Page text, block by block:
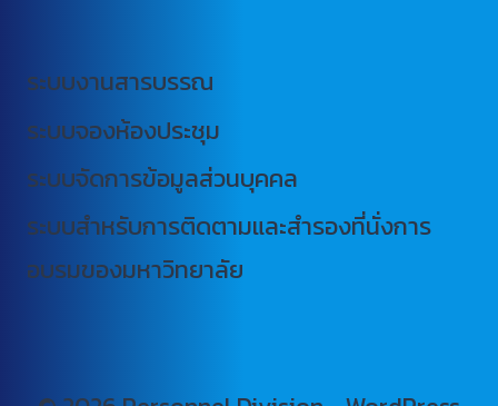
ระบบงานสารบรรณ
ระบบจองห้องประชุม
ระบบจัดการข้อมูลส่วนบุคคล
ระบบสำหรับการติดตามและสำรองที่นั่งการ
อบรมของมหาวิทยาลัย